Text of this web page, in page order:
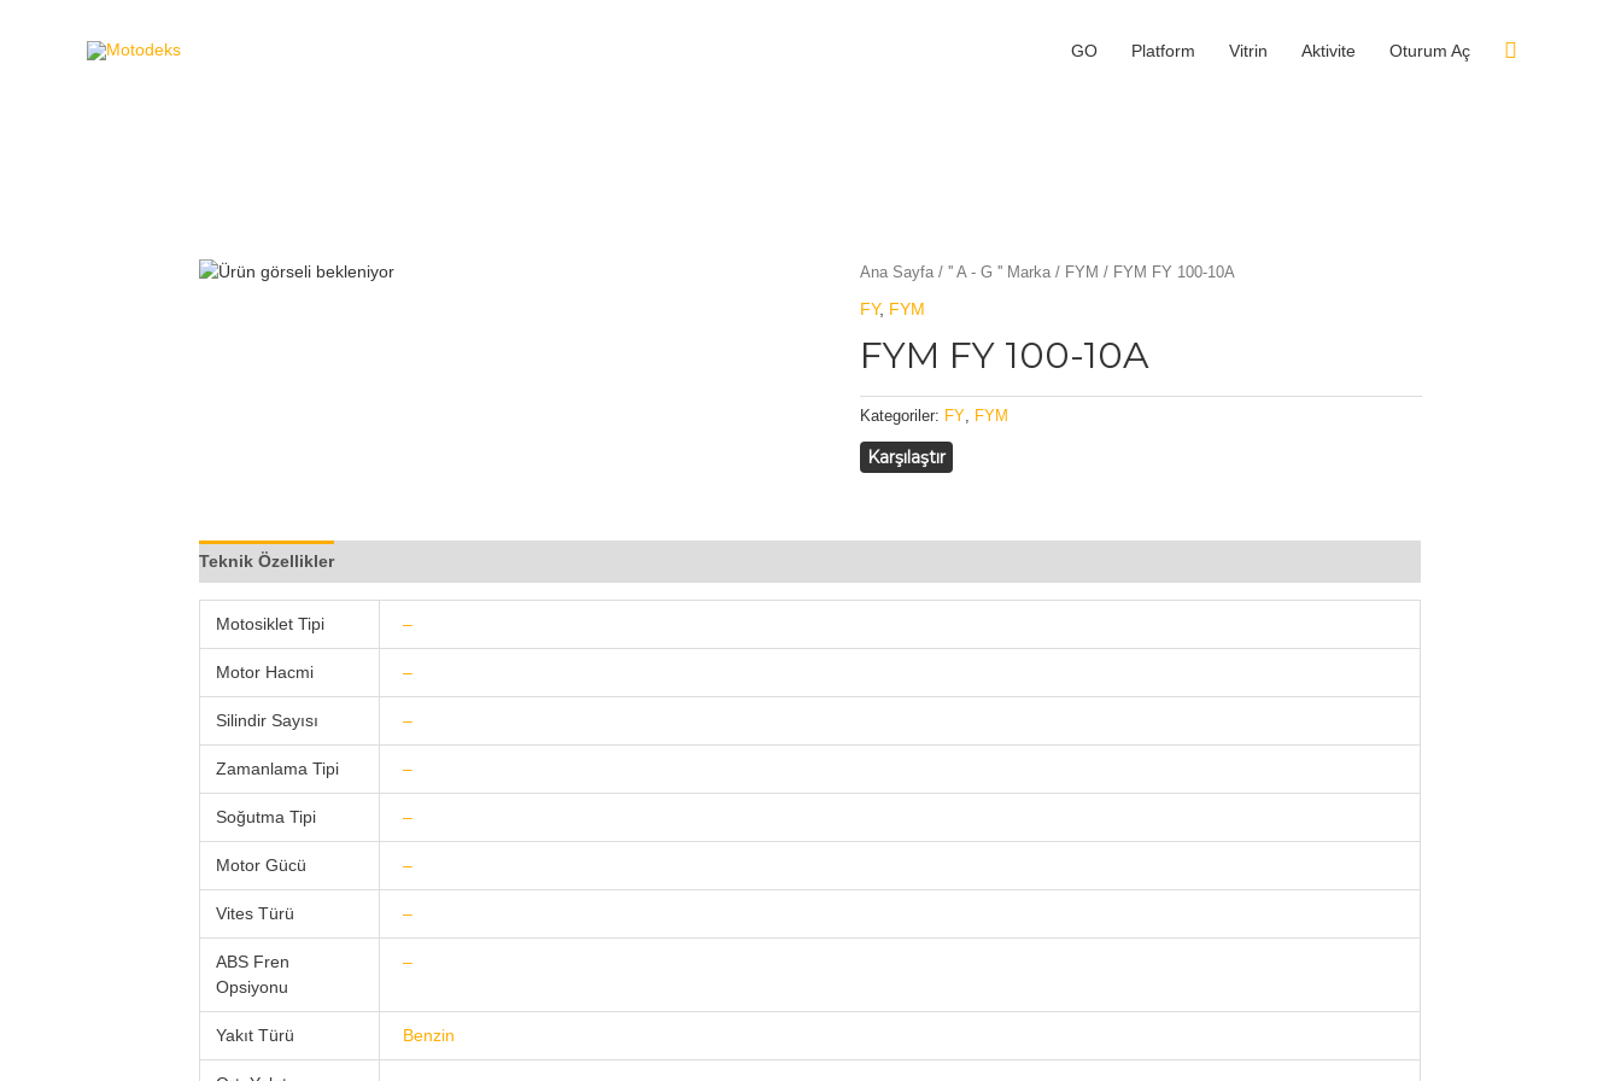
GO Platform Vitrin Aktivite Oturum Aç
Ana Sayfa/ '' A - G '' Marka/ FYM / FYM FY 100-10A
FY, FYM
FYM FY 100-10A
Kategoriler: FY, FYM
Karşılaştır
Teknik Özellikler
Motosiklet Tipi –
Motor Hacmi –
Silindir Sayısı –
Zamanlama Tipi –
Soğutma Tipi –
Motor Gücü –
Vites Türü –
ABS Fren
Opsiyonu
–
Yakıt Türü Benzin